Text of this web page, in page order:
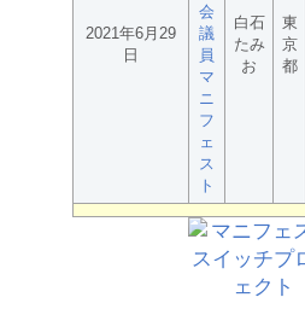
2021年6月29
日
会
議
員
マ
ニ
フ
ェ
ス
ト
白石
たみ
お
東
京
都